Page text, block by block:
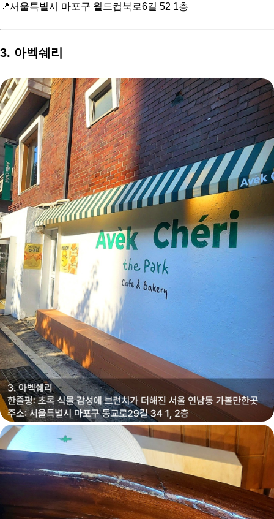
📍서울특별시 마포구 월드컵북로6길 52 1층
3. 아벡쉐리